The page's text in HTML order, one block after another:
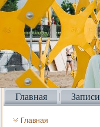
Главная Записи
Главная